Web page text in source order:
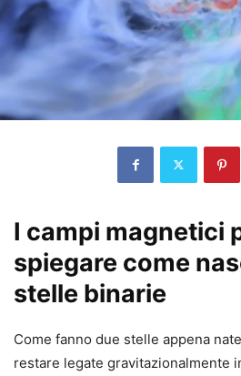
I campi magnetici
spiegare come
stelle binarie
Come fanno due stelle appena
restare legate gravitazionalmente